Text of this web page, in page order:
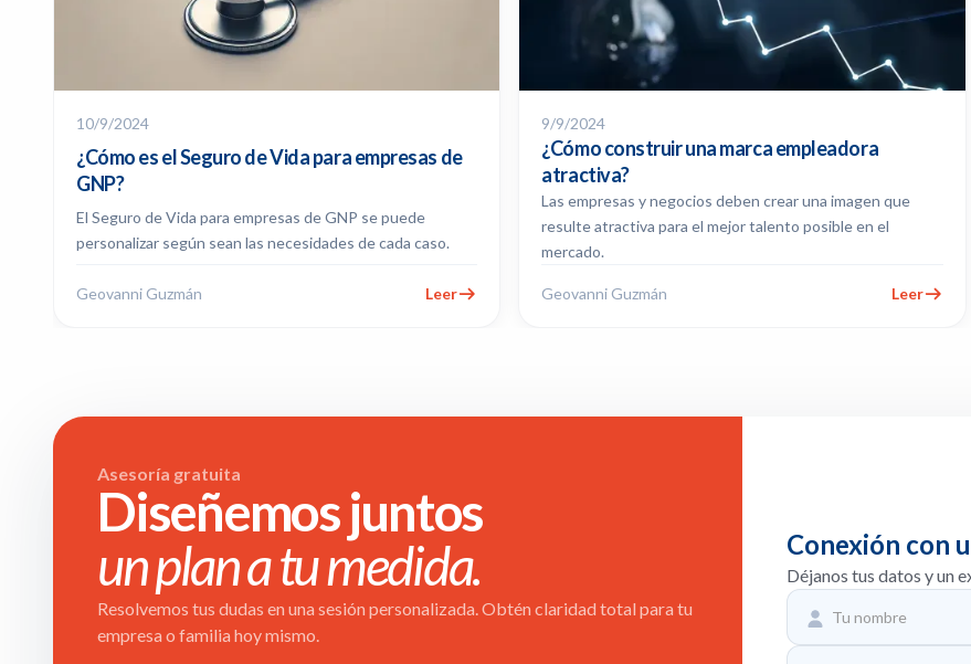
10/9/2024
¿Cómo es el Seguro de Vida para empresas de
GNP?
El Seguro de Vida para empresas de GNP se puede
personalizar según sean las necesidades de cada caso.
Geovanni Guzmán Leer
9/9/2024
¿Cómo construir una marca empleadora
atractiva?
Las empresas y negocios deben crear una imagen que
resulte atractiva para el mejor talento posible en el
mercado.
Geovanni Guzmán Leer
Asesoría gratuita
Diseñemos juntos
un plan a tu medida.
Resolvemos tus dudas en una sesión personalizada. Obtén claridad total para tu
empresa o familia hoy mismo.
Conexión con
Déjanos tus datos y un